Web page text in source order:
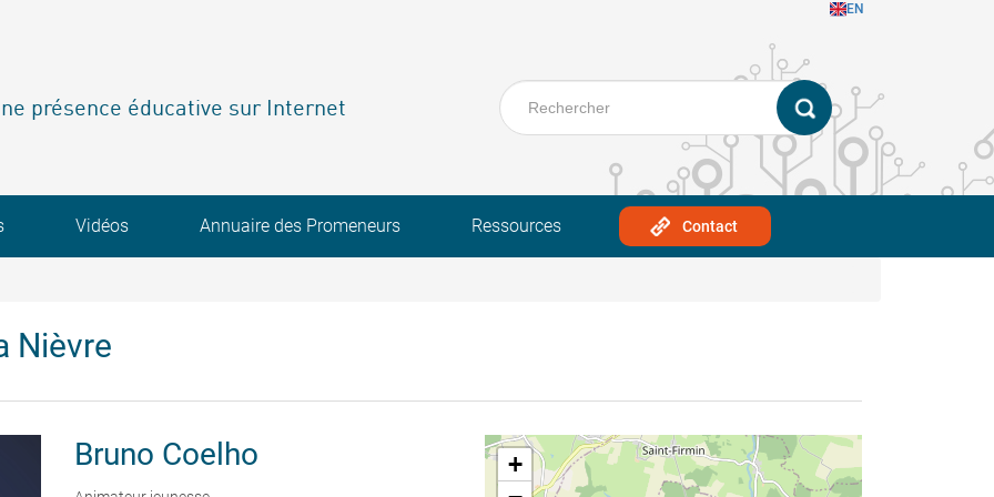
EN
présence éducative sur Internet
Vidéos Annuaire des Promeneurs Ressources Contact
Nièvre
Bruno Coelho
+